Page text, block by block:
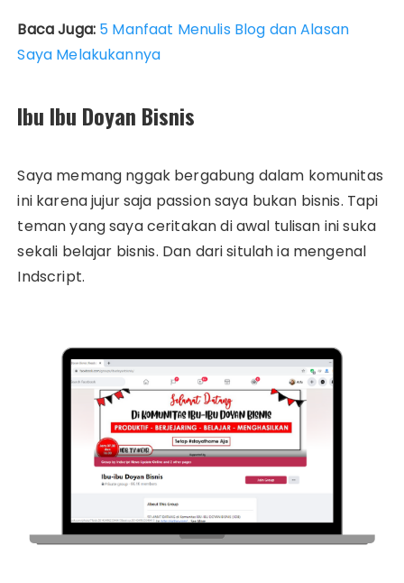
Baca Juga: 5 Manfaat Menulis Blog dan Alasan
Saya Melakukannya
Ibu Ibu Doyan Bisnis
Saya memang nggak bergabung dalam komunitas
ini karena jujur saja passion saya bukan bisnis. Tapi
teman yang saya ceritakan di awal tulisan ini suka
sekali belajar bisnis. Dan dari situlah ia mengenal
Indscript.